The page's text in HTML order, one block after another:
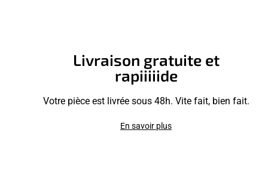
Livraison gratuite et
rapiiiiide
Votre pièce est livrée sous 48h. Vite fait, bien fait.
En savoir plus